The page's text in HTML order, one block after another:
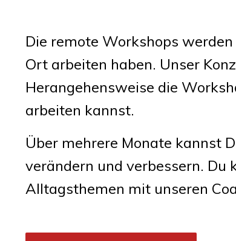
Die remote Workshops
Ort arbeiten haben. Unser
Herangehensweise die
arbeiten kannst.
Über mehrere Monate kannst
verändern und verbessern. Du
Alltagsthemen mit unseren